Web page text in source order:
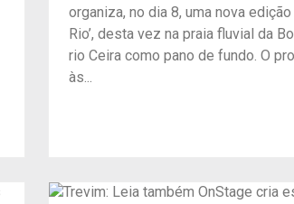
organiza, no dia 8, uma nova edição
Rio’, desta vez na praia fluvial da
rio Ceira como pano de fundo. O
às...